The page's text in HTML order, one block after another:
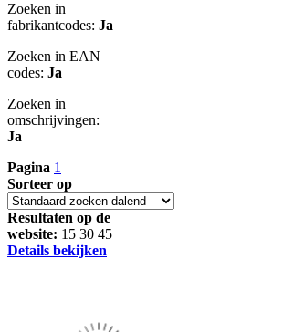
Zoeken in
fabrikantcodes: Ja
Zoeken in EAN
codes: Ja
Zoeken in
omschrijvingen:
Ja
Pagina 1
Sorteer op
Resultaten op de
website: 15 30 45
Details bekijken